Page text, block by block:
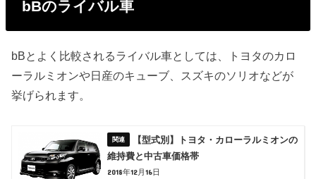
bBのライバル車
bBとよく比較されるライバル車としては、トヨタのカロ
ーラルミオンや日産のキューブ、スズキのソリオなどが
挙げられます。
【型式別】トヨタ・カローラルミオンの
維持費と中古車価格帯
2018年12月16日